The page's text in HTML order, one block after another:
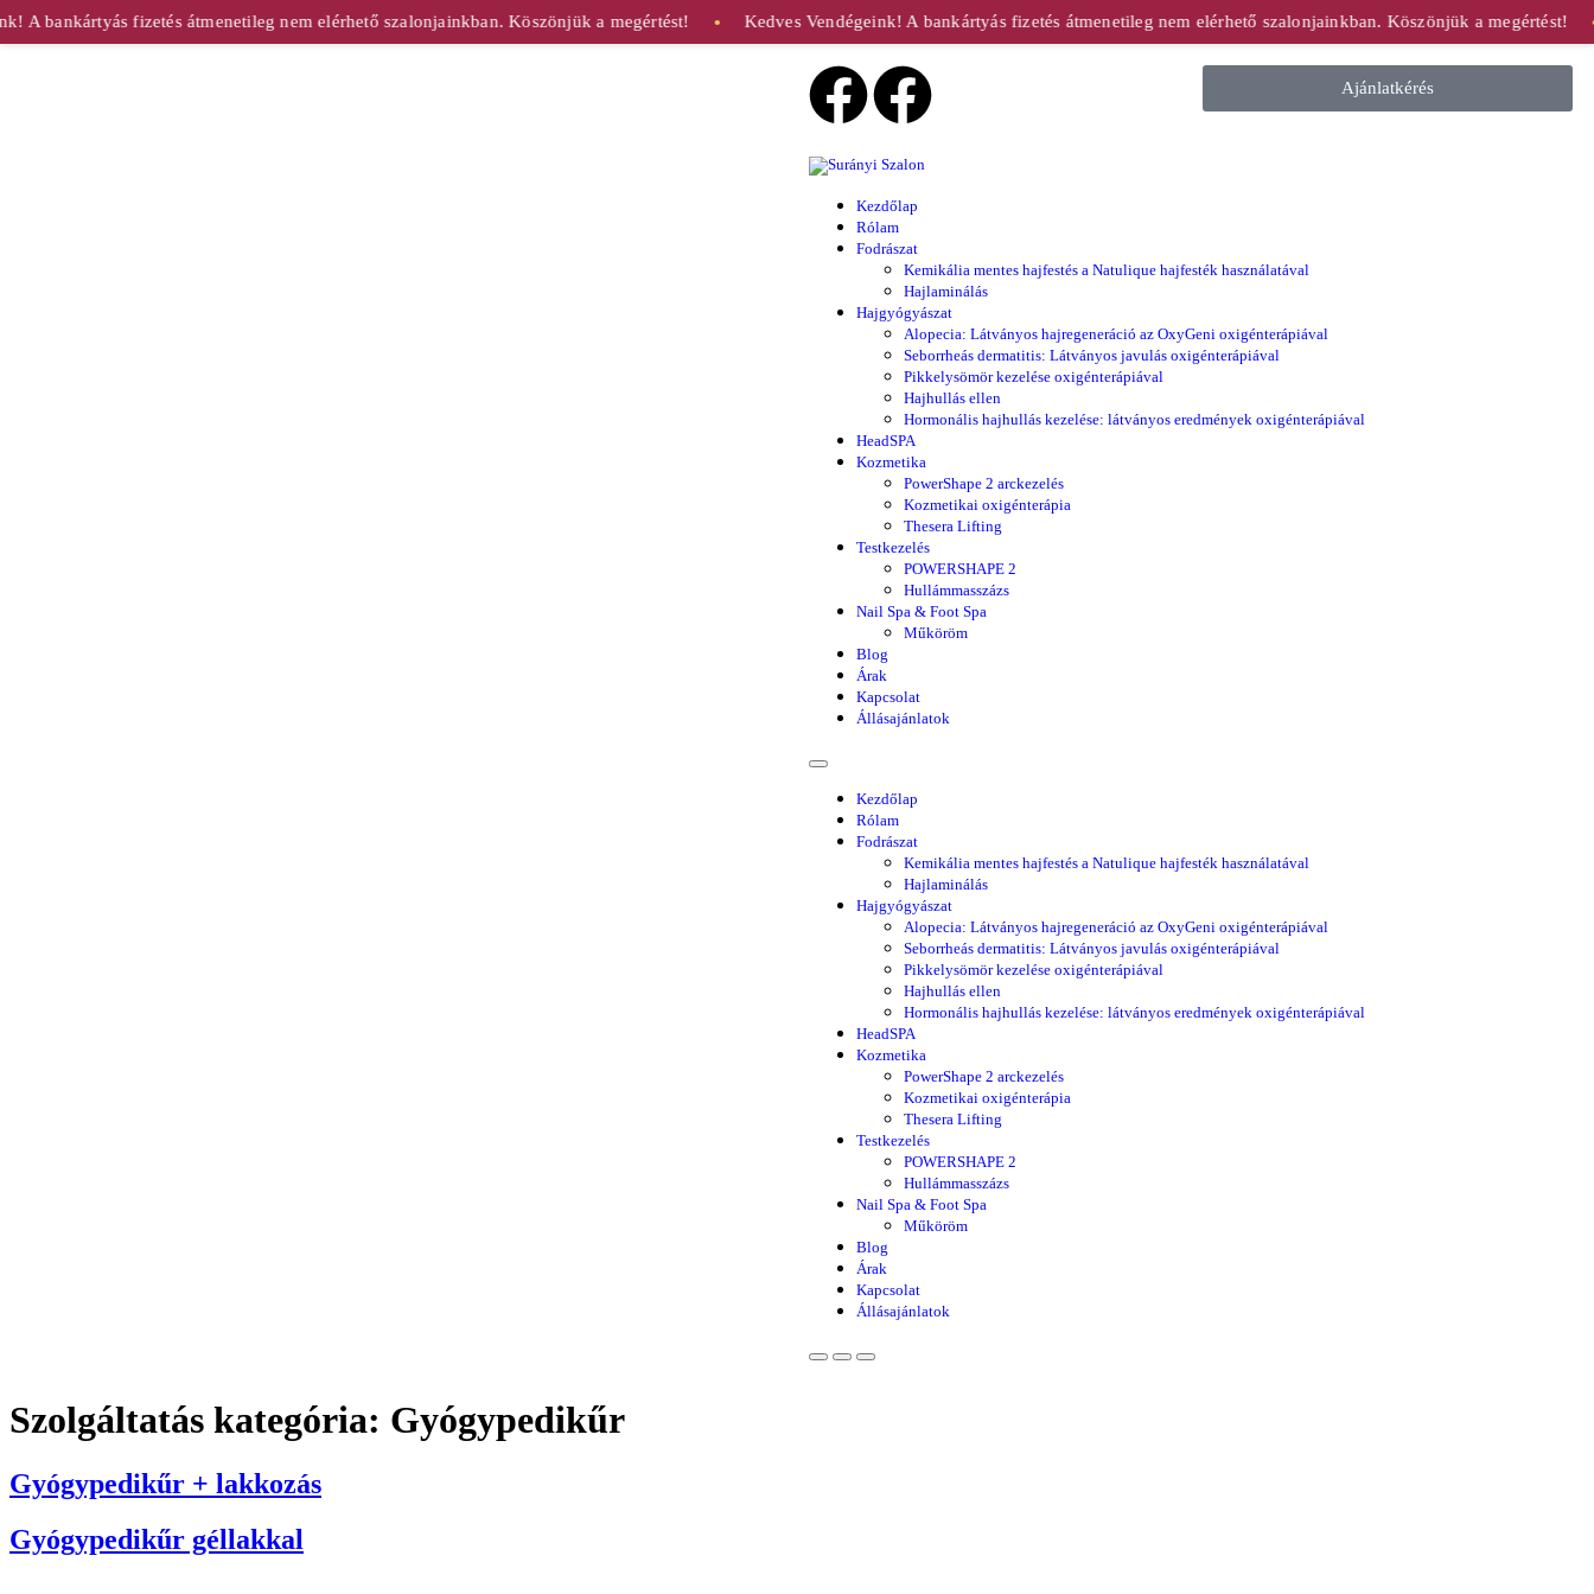
A bankártyás fizetés átmenetileg nem elérhető szalonjainkban. Köszönjük a megértést! Kedves Vendégeink! A bankártyás fizetés átmenetileg nem elérhető szalonjainkban. Köszönjük a megértést!
Ajánlatkérés
Kezdőlap
Rólam
Fodrászat
Kemikália mentes hajfestés a Natulique hajfesték használatával
Hajlaminálás
Hajgyógyászat
Alopecia: Látványos hajregeneráció az OxyGeni oxigénterápiával
Seborrheás dermatitis: Látványos javulás oxigénterápiával
Pikkelysömör kezelése oxigénterápiával
Hajhullás ellen
Hormonális hajhullás kezelése: látványos eredmények oxigénterápiával
HeadSPA
Kozmetika
PowerShape 2 arckezelés
Kozmetikai oxigénterápia
Thesera Lifting
Testkezelés
POWERSHAPE 2
Hullámmasszázs
Nail Spa & Foot Spa
Műköröm
Blog
Árak
Kapcsolat
Állásajánlatok
Kezdőlap
Rólam
Fodrászat
Kemikália mentes hajfestés a Natulique hajfesték használatával
Hajlaminálás
Hajgyógyászat
Alopecia: Látványos hajregeneráció az OxyGeni oxigénterápiával
Seborrheás dermatitis: Látványos javulás oxigénterápiával
Pikkelysömör kezelése oxigénterápiával
Hajhullás ellen
Hormonális hajhullás kezelése: látványos eredmények oxigénterápiával
HeadSPA
Kozmetika
PowerShape 2 arckezelés
Kozmetikai oxigénterápia
Thesera Lifting
Testkezelés
POWERSHAPE 2
Hullámmasszázs
Nail Spa & Foot Spa
Műköröm
Blog
Árak
Kapcsolat
Állásajánlatok
Szolgáltatás kategória: Gyógypedikűr
Gyógypedikűr + lakkozás
Gyógypedikűr géllakkal